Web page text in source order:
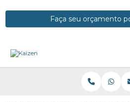
Faça seu orçamento